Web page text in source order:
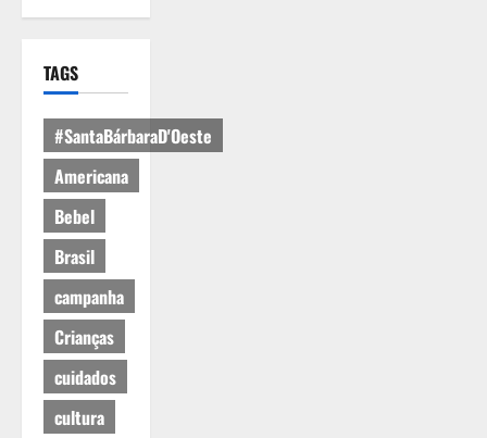
TAGS
#SantaBárbaraD'Oeste
Americana
Bebel
Brasil
campanha
Crianças
cuidados
cultura